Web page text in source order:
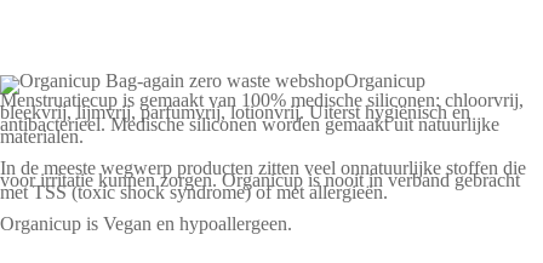
Organicup
Menstruatiecup is gemaakt van 100% medische siliconen: chloorvrij,
bleekvrij, lijmvrij, parfumvrij, lotionvrij. Uiterst hygiënisch en
antibacterieel. Medische siliconen worden gemaakt uit natuurlijke
materialen.
In de meeste wegwerp producten zitten veel onnatuurlijke stoffen die
voor irritatie kunnen zorgen. Organicup is nooit in verband gebracht
met TSS (toxic shock syndrome) of met allergieën.
Organicup is Vegan en hypoallergeen.